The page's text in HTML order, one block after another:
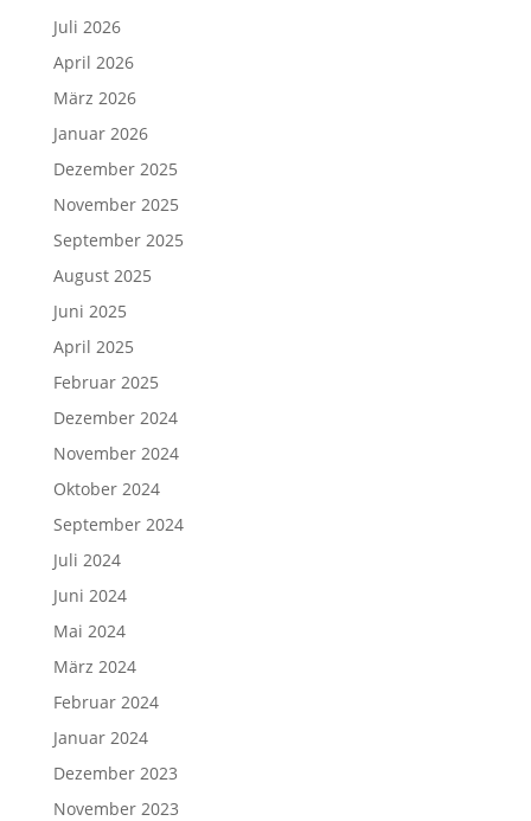
Juli 2026
April 2026
März 2026
Januar 2026
Dezember 2025
November 2025
September 2025
August 2025
Juni 2025
April 2025
Februar 2025
Dezember 2024
November 2024
Oktober 2024
September 2024
Juli 2024
Juni 2024
Mai 2024
März 2024
Februar 2024
Januar 2024
Dezember 2023
November 2023